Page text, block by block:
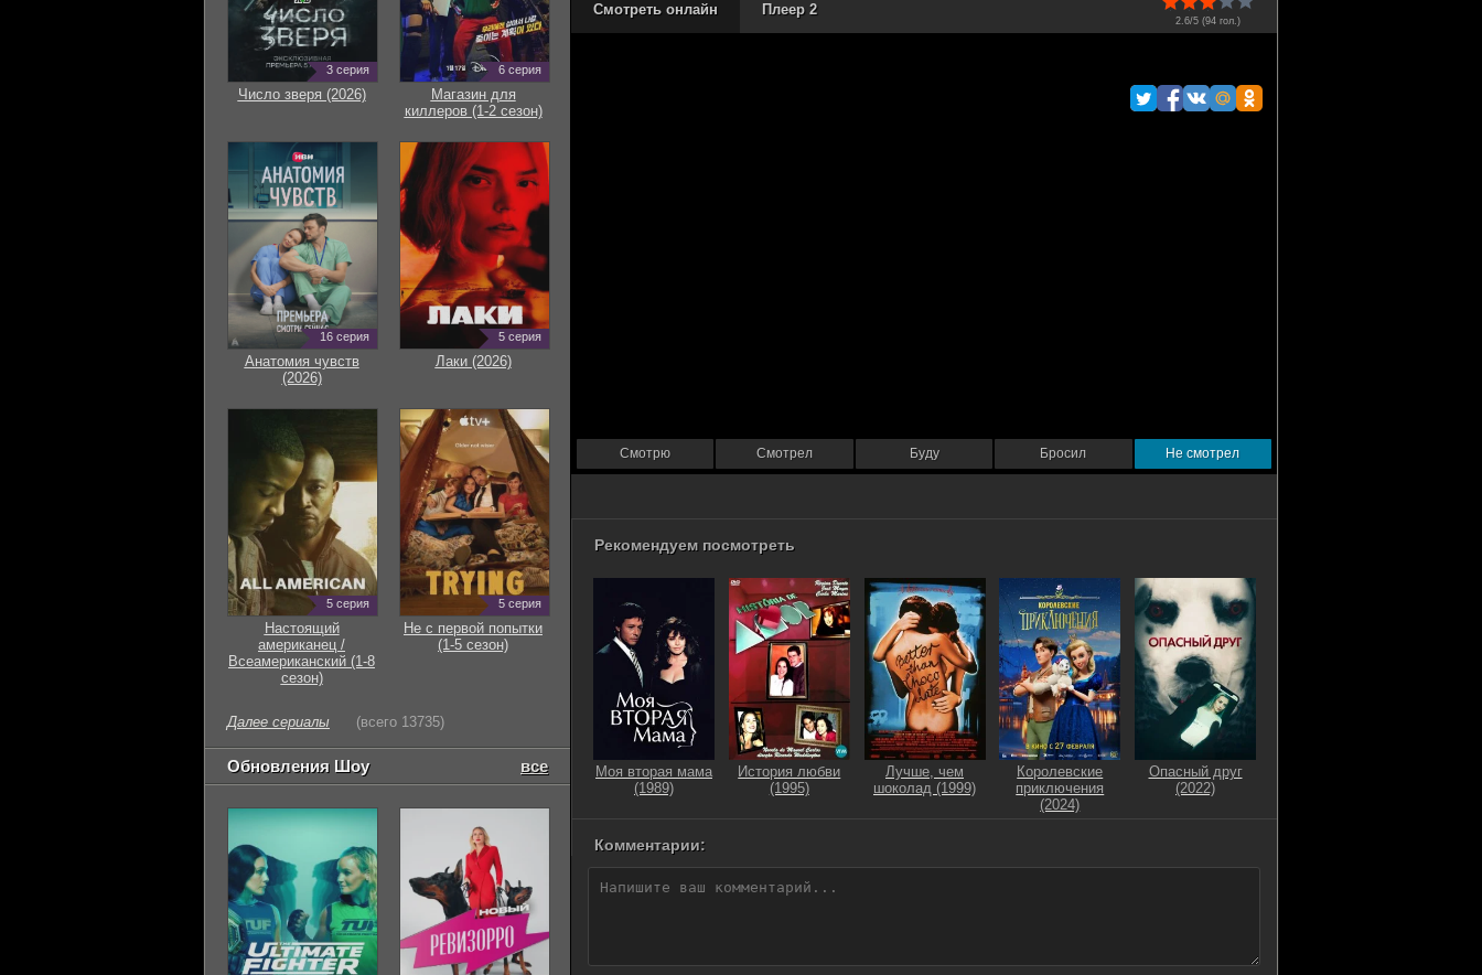
2.6/5 (94 гол.)
Смотреть онлайн Плеер 2
Смотрю Смотрел Буду Бросил Не смотрел
Рекомендуем посмотреть
Моя вторая мама
(1989)
История любви
(1995)
Лучше, чем
шоколад (1999)
Королевские
приключения
(2024)
Опасный друг
(2022)
Комментарии:
3 серия
Число зверя (2026)
6 серия
Магазин для
киллеров (1-2 сезон)
16 серия
Анатомия чувств
(2026)
5 серия
Лаки (2026)
5 серия
Настоящий
американец /
Всеамериканский (1-8
сезон)
5 серия
Не с первой попытки
(1-5 сезон)
Далее сериалы (всего 13735)
Обновления Шоу все